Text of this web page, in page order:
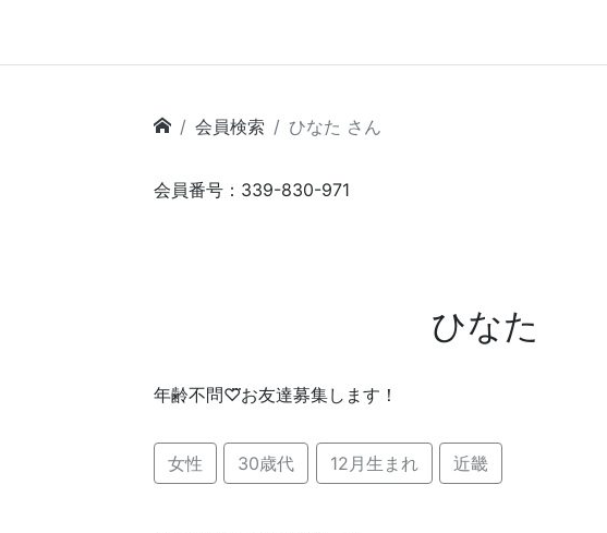
会員検索 ひなた さん
会員番号：339-830-971
ひなた
年齢不問♡⃛お友達募集します！
女性 30歳代 12月生まれ 近畿